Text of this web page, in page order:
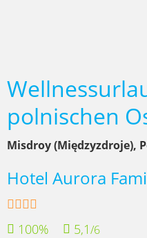
polnischen
Misdroy (Międzyzdroje),
Hotel Aurora
100% 5,1/6